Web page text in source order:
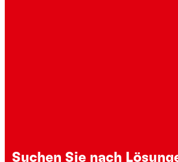
Suchen Sie nach